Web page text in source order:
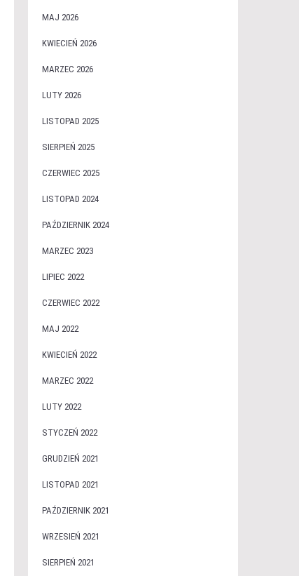
MAJ 2026
KWIECIEŃ 2026
MARZEC 2026
LUTY 2026
LISTOPAD 2025
SIERPIEŃ 2025
CZERWIEC 2025
LISTOPAD 2024
PAŹDZIERNIK 2024
MARZEC 2023
LIPIEC 2022
CZERWIEC 2022
MAJ 2022
KWIECIEŃ 2022
MARZEC 2022
LUTY 2022
STYCZEŃ 2022
GRUDZIEŃ 2021
LISTOPAD 2021
PAŹDZIERNIK 2021
WRZESIEŃ 2021
SIERPIEŃ 2021